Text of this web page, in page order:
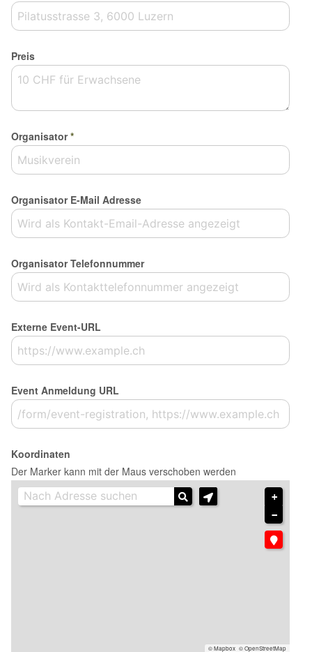
Preis
Organisator *
Organisator E-Mail Adresse
Organisator Telefonnummer
Externe Event-URL
Event Anmeldung URL
Koordinaten
Der Marker kann mit der Maus verschoben werden
+
−
© Mapbox © OpenStreetMap